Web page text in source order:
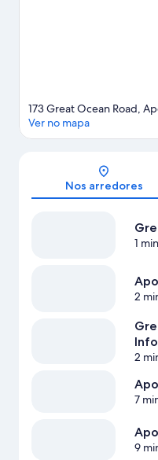
173 Great Ocean Road,
Ver no mapa
Nos arredores
1
2
2
7
9